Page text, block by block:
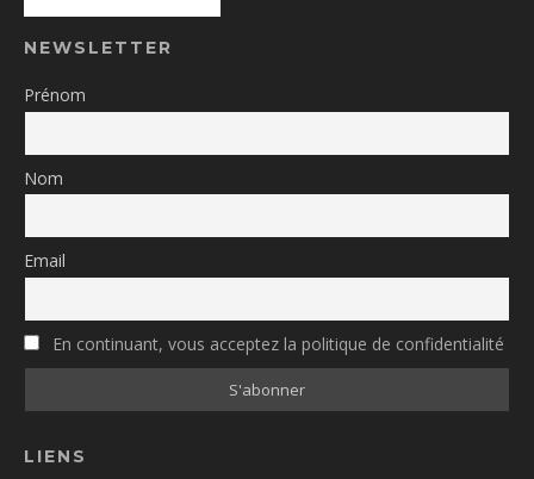
NEWSLETTER
Prénom
Nom
Email
En continuant, vous acceptez la politique de confidentialité
LIENS